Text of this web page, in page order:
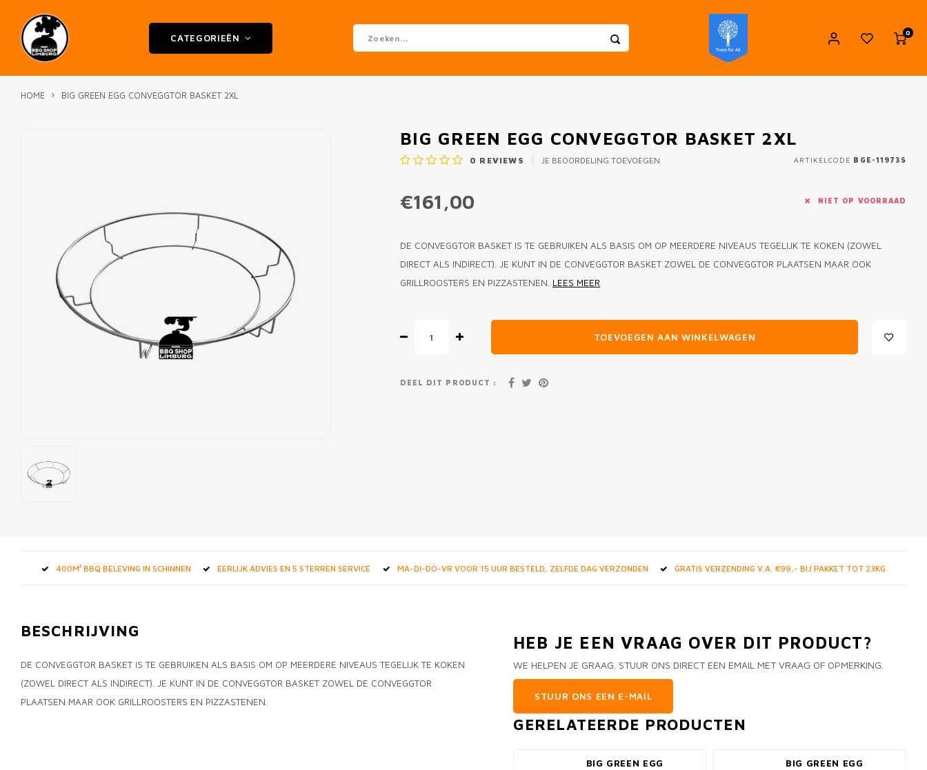
CATEGORIEËN
0
HOME BIG GREEN EGG CONVEGGTOR BASKET 2XL
BIG GREEN EGG CONVEGGTOR BASKET 2XL
0 REVIEWS JE BEOORDELING TOEVOEGEN ARTIKELCODE BGE-119735
€161,00 NIET OP VOORRAAD
DE CONVEGGTOR BASKET IS TE GEBRUIKEN ALS BASIS OM OP MEERDERE NIVEAUS TEGELIJK TE KOKEN (ZOWEL
DIRECT ALS INDIRECT). JE KUNT IN DE CONVEGGTOR BASKET ZOWEL DE CONVEGGTOR PLAATSEN MAAR OOK
GRILLROOSTERS EN PIZZASTENEN. LEES MEER
TOEVOEGEN AAN WINKELWAGEN
DEEL DIT PRODUCT :
400M² BBQ BELEVING IN SCHINNEN EERLIJK ADVIES EN 5 STERREN SERVICE MA-DI-DO-VR VOOR 15 UUR BESTELD, ZELFDE DAG VERZONDEN GRATIS VERZENDING V.A. €99,- BIJ PAKKET TOT 23KG
BESCHRIJVING
DE CONVEGGTOR BASKET IS TE GEBRUIKEN ALS BASIS OM OP MEERDERE NIVEAUS TEGELIJK TE KOKEN
(ZOWEL DIRECT ALS INDIRECT). JE KUNT IN DE CONVEGGTOR BASKET ZOWEL DE CONVEGGTOR
PLAATSEN MAAR OOK GRILLROOSTERS EN PIZZASTENEN.
HEB JE EEN VRAAG OVER DIT PRODUCT?
WE HELPEN JE GRAAG. STUUR ONS DIRECT EEN EMAIL MET VRAAG OF OPMERKING.
STUUR ONS EEN E-MAIL
GERELATEERDE PRODUCTEN
BIG GREEN EGG
BIG GREEN EGG